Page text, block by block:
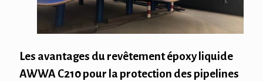
Les avantages du revêtement époxy liquide
AWWA C210 pour la protection des pipelines